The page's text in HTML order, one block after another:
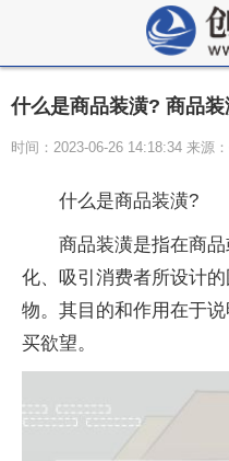
什么是商品装潢? 商品
时间：2023-06-26 14:18:34 来源
什么是商品装潢?
商品装潢是指在商
化、吸引消费者所设计
物。其目的和作用在于
买欲望。